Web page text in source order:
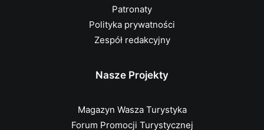
Patronaty
Polityka prywatności
Zespół redakcyjny
Nasze Projekty
Magazyn Wasza Turystyka
Forum Promocji Turystycznej